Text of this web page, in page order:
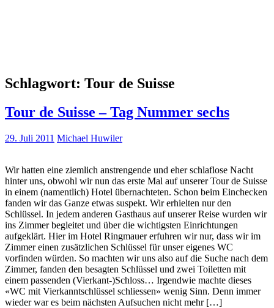
Schlagwort: Tour de Suisse
Tour de Suisse – Tag Nummer sechs
29. Juli 2011 Michael Huwiler
Wir hatten eine ziemlich anstrengende und eher schlaflose Nacht
hinter uns, obwohl wir nun das erste Mal auf unserer Tour de Suisse
in einem (namentlich) Hotel übernachteten. Schon beim Einchecken
fanden wir das Ganze etwas suspekt. Wir erhielten nur den
Schlüssel. In jedem anderen Gasthaus auf unserer Reise wurden wir
ins Zimmer begleitet und über die wichtigsten Einrichtungen
aufgeklärt. Hier im Hotel Ringmauer erfuhren wir nur, dass wir im
Zimmer einen zusätzlichen Schlüssel für unser eigenes WC
vorfinden würden. So machten wir uns also auf die Suche nach dem
Zimmer, fanden den besagten Schlüssel und zwei Toiletten mit
einem passenden (Vierkant-)Schloss… Irgendwie machte dieses
«WC mit Vierkanntschlüssel schliessen» wenig Sinn. Denn immer
wieder war es beim nächsten Aufsuchen nicht mehr […]